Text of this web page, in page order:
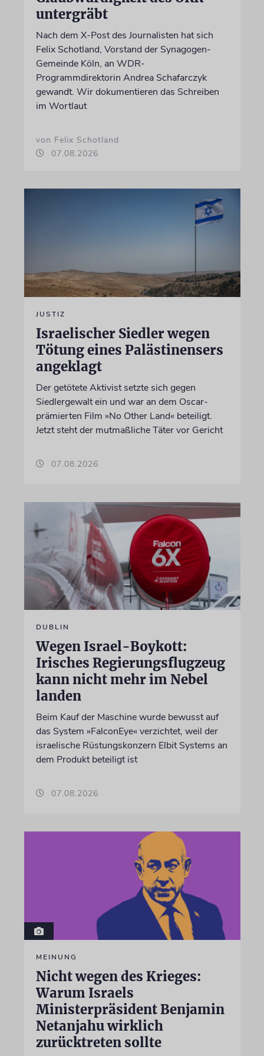
untergräbt
Nach dem X-Post des Journalisten hat sich
Felix Schotland, Vorstand der Synagogen-
Gemeinde Köln, an WDR-
Programmdirektorin Andrea Schafarczyk
gewandt. Wir dokumentieren das Schreiben
im Wortlaut
von Felix Schotland
07.08.2026
JUSTIZ
Israelischer Siedler wegen
Tötung eines Palästinensers
angeklagt
Der getötete Aktivist setzte sich gegen
Siedlergewalt ein und war an dem Oscar-
prämierten Film »No Other Land« beteiligt.
Jetzt steht der mutmaßliche Täter vor Gericht
07.08.2026
DUBLIN
Wegen Israel-Boykott:
Irisches Regierungsflugzeug
kann nicht mehr im Nebel
landen
Beim Kauf der Maschine wurde bewusst auf
das System »FalconEye« verzichtet, weil der
israelische Rüstungskonzern Elbit Systems an
dem Produkt beteiligt ist
07.08.2026
MEINUNG
Nicht wegen des Krieges:
Warum Israels
Ministerpräsident Benjamin
Netanjahu wirklich
zurücktreten sollte